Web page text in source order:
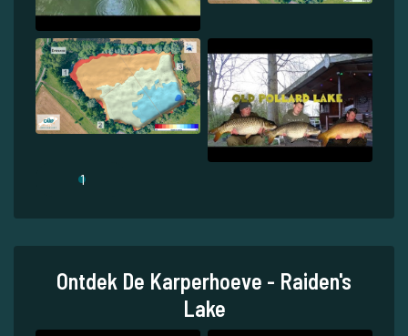
1
Ontdek De Karperhoeve - Raiden's
Lake